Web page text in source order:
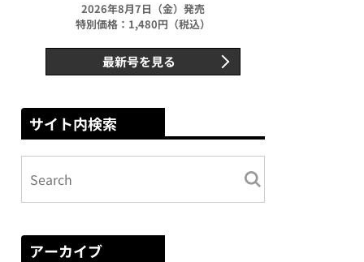
2026年8月7日（金）発売
特別価格：1,480円（税込）
最新号を見る
サイト内検索
アーカイブ